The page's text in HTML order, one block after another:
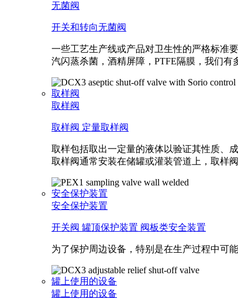
无菌阀
开关和转向无菌阀
一些工艺生产线或产品对卫生性的严格标准
汽闪蒸杀菌，酒精屏障，PTFE隔膜，我们有
取样阀
取样阀
取样阀 定量取样阀
取样包括取出一定量的液体以验证其性质、
取样阀通常安装在储罐或灌装管道上，取样
安全保护装置
安全保护装置
开关阀 罐顶保护装置 阀板类安全装置
为了保护周边设备，特别是在生产过程中可
罐上使用的设备
罐上使用的设备